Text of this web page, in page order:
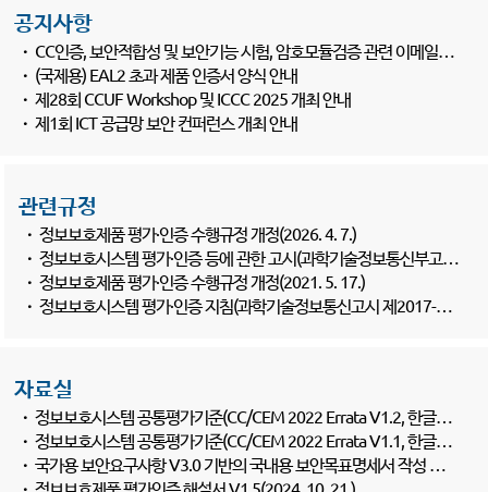
공지사항
· CC인증, 보안적합성 및 보안기능 시험, 암호모듈검증 관련 이메일 문의 양식
· (국제용) EAL2 초과 제품 인증서 양식 안내
· 제28회 CCUF Workshop 및 ICCC 2025 개최 안내
· 제1회 ICT 공급망 보안 컨퍼런스 개최 안내
관련규정
· 정보보호제품 평가·인증 수행규정 개정(2026. 4. 7.)
· 정보보호시스템 평가·인증 등에 관한 고시(과학기술정보통신부고시 제2022-61호)
· 정보보호제품 평가·인증 수행규정 개정(2021. 5. 17.)
· 정보보호시스템 평가·인증 지침(과학기술정보통신고시 제2017-7호, 2017. 8. 24.)
자료실
· 정보보호시스템 공통평가기준(CC/CEM 2022 Errata V1.2, 한글판 수정본)
· 정보보호시스템 공통평가기준(CC/CEM 2022 Errata V1.1, 한글판 수정본)
· 국가용 보안요구사항 V3.0 기반의 국내용 보안목표명세서 작성 가이드(3종)
· 정보보호제품 평가인증 해설서 V1.5(2024. 10. 21.)